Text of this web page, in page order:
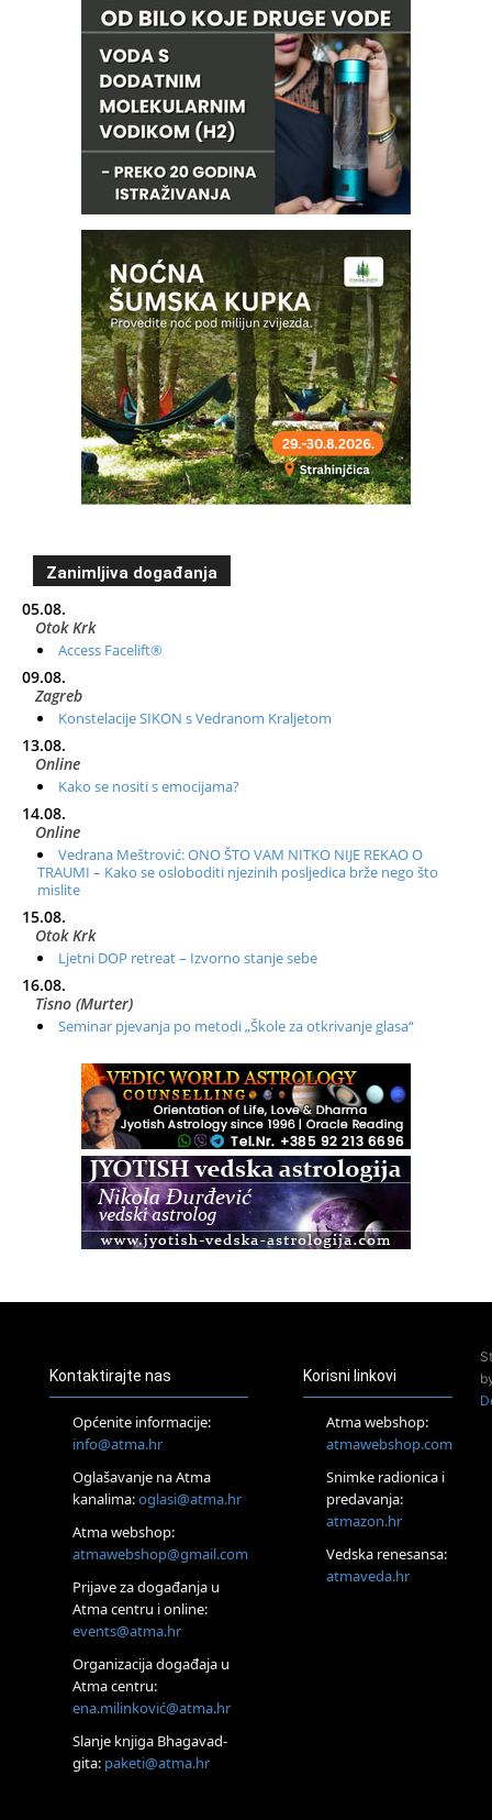
Zanimljiva događanja
05.08.
Otok Krk
Access Facelift®
09.08.
Zagreb
Konstelacije SIKON s Vedranom Kraljetom
13.08.
Online
Kako se nositi s emocijama?
14.08.
Online
Vedrana Meštrović: ONO ŠTO VAM NITKO NIJE REKAO O
TRAUMI – Kako se osloboditi njezinih posljedica brže nego što
mislite
15.08.
Otok Krk
Ljetni DOP retreat – Izvorno stanje sebe
16.08.
Tisno (Murter)
Seminar pjevanja po metodi „Škole za otkrivanje glasa“
Radionica: Pomagači iz drugih dimenzija Online – otvoreno za
Zagreb+Online
Osnovni ThetaHealing® tečaj, Zagreb i Online
Access BARS®, otpusti stres
Pjesma srca / Zagreb
Tečaj Višeg Vodstva, razvijanja intuicije i Akaša zapisa
Online
Postanite Nositelj Vibracije Nove Zemlje
Visoko
Alemka Dauskardt – Jednodnevna radionica sistemskih
konstelacija
Zagreb
HOD PO ŽERAVICI – Seminar koji mijenja tijelo, duh i um
SoulFest – Festival glazbe, mudrosti i zajedništva
Zagreb
Access BARS® edukacija otpusti stres
Kontaktirajte nas
Općenite informacije:
info@atma.hr
Oglašavanje na Atma
kanalima:oglasi@atma.hr
Atma webshop:
atmawebshop@gmail.com
Prijave za događanja u
Atma centru i online:
events@atma.hr
Organizacija događaja u
Atma centru:
ena.milinković@atma.hr
Slanje knjiga Bhagavad-
gita: paketi@atma.hr
Korisni linkovi
Atma webshop:
atmawebshop.com
Snimke radionica i
predavanja:
atmazon.hr
Vedska renesansa:
atmaveda.hr